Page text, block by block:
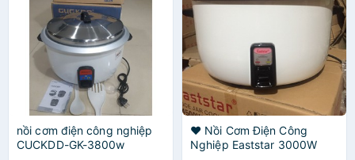
nồi cơm điện công nghiệp
CUCKDD-GK-3800w
❤️ Nồi Cơm Điện Công
Nghiệp Eaststar 3000W